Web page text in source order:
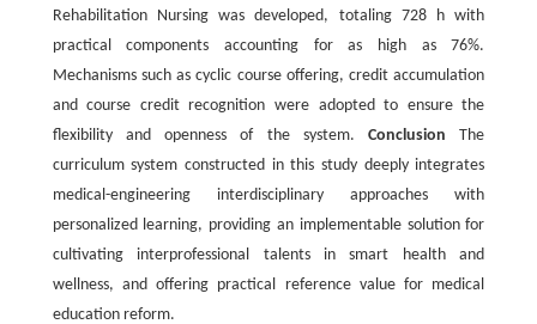
Rehabilitation Nursing was developed, totaling 728 h with
practical components accounting for as high as 76%.
Mechanisms such as cyclic course offering, credit accumulation
and course credit recognition were adopted to ensure the
flexibility and openness of the system.Conclusion The
curriculum system constructed in this study deeply integrates
medical-engineering interdisciplinary approaches with
personalized learning, providing an implementable solution for
cultivating interprofessional talents in smart health and
wellness, and offering practical reference value for medical
education reform.